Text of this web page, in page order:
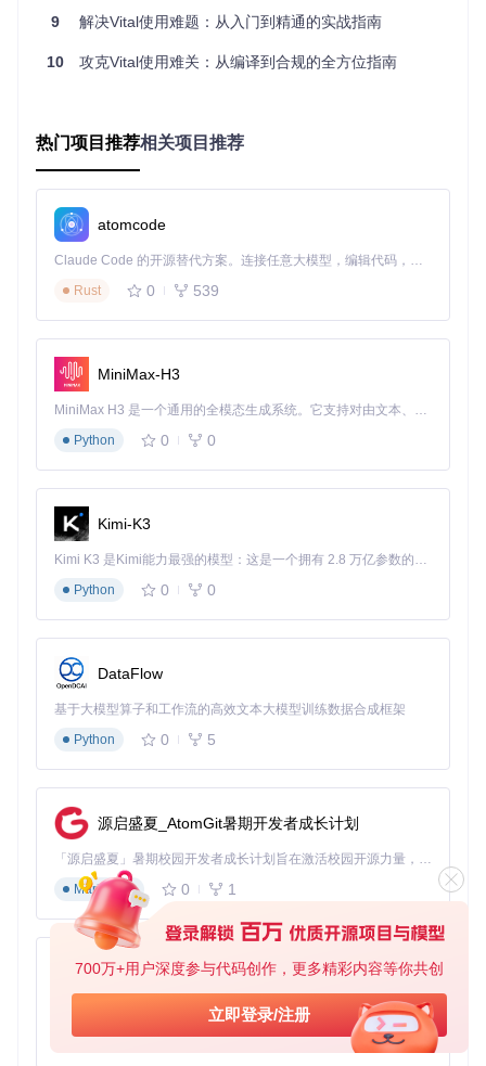
700万+用户深度参与代码创作，更多精彩内容等你共创
立即登录/注册
acOS还是Linux系统，都能找到对应的构建文件。项目提供了
够适应从简单到复杂的各种创作需求。
🚀 实践指南：如何快速掌握Vital合成器？
第一步：搭建环境首先，你需要获取Vital的源代码。打开终
端，输入以下命令克隆项目仓库：
git clone
第二步：构建项目
nux用户可以直接使用Makefile，Mac用户可以打开Xcode项
目，Windows用户则有Visual Studio解决方案可用。构建过程
的作用。
高手进阶技巧
波形变形艺术
：尝试使用光谱变形工具，在波形编辑器中绘制
模块化路由
频振荡器）和包络连接到不同的参数。高级技巧是使用一个LF
O控制多个参数，创造出复杂的动态变化。
自定义波表：不要局限于内置波形，尝试导入自己的音频文件
创建自定义波表。你可以录制日常生活中的声音，将其转化为
独特的合成器波形，这是创造真正原创音色的关键。
🌐 应用场景：Vital如何助力不同领域的创作？
Vital的灵活性使其在多个领域都能发挥重要作用，从音乐制作
9 解决Vital使用难题：从入门到精通的实战指南
10 攻克Vital使用难关：从编译到合规的全方位指南
热门项目推荐相关项目推荐
atomcode
Claude Code 的开源替代方案。连接任意大模型，编辑代码，运行命令，自动验证 — 全自动执行。用 Rust 构建，极致性能。 ｜ An open-source alternative to Claude Code. Connect any LLM, edit code, run commands, and verify changes — autonomously. Built in Rust for speed. Get Started
Rust
0 539
MiniMax-H3
MiniMax H3 是一个通用的全模态生成系统。它支持对由文本、图像、视频和音频组成的多模态上下文进行统一理解，并能生成分辨率高达 2K、时长可达 15 秒的带原生立体声音频的视频。得益于面向任务泛化的系统设计，H3 在预训练阶段就已具备广泛的多模态上下文理解与生成能力，能够出色地执行复杂的多模态指令。
Python
0 0
Kimi-K3
Kimi K3 是Kimi能力最强的模型：这是一个拥有 2.8 万亿参数的混合专家（MoE）模型，具备原生视觉理解能力，并支持 100 万 token 的上下文窗口。
Python
0 0
DataFlow
基于大模型算子和工作流的高效文本大模型训练数据合成框架
Python
0 5
源启盛夏_AtomGit暑期开发者成长计划
「源启盛夏」暑期校园开发者成长计划旨在激活校园开源力量，通过积分激励、认证扶持、资源倾斜等形式，引导高校组织和开发者完成「入驻 — 建项目 — 做贡献 — 获认证 — 得资源」的完整闭环。无论你是想带领社团入驻平台的组织者，还是希望用代码贡献证明自己的开发者，都能在这里找到属于你的成长路径。
Markdown
0 1
py-xiaozhi
基于Python的Xiaozhi AI，适用于想要完整Xiaozhi体验而无需拥有专用硬件的用户。
Python
0 1